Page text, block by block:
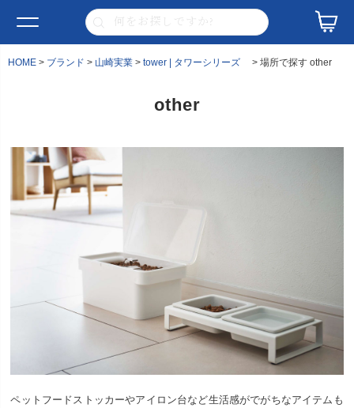
HOME ブランド 山崎実業 tower | タワーシリーズ 場所で探す other
other
ペットフードストッカーやアイロン台など生活感がでがちなアイテムも